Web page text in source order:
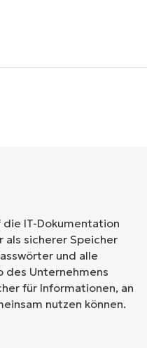
IT-Dokumentation
als sicherer Speicher
und alle
des Unternehmens
für Informationen, an
nutzen können.